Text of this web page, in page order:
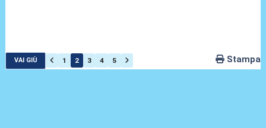
VAI GIÙ 1 2 3 4 5 Stampa